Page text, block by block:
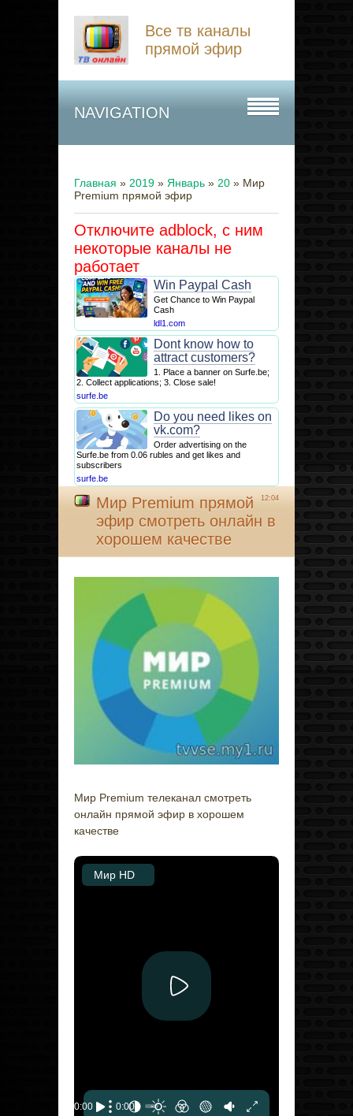
Все тв каналы
прямой эфир
NAVIGATION
Главная » 2019 » Январь » 20 » Мир
Premium прямой эфир
Отключите adblock, с ним
некоторые каналы не
работает
Win Paypal Cash
Get Chance to Win Paypal
Cash
ldl1.com
Dont know how to
attract customers?
1. Place a banner on Surfe.be;
2. Collect applications; 3. Close sale!
surfe.be
Do you need likes on
vk.com?
Order advertising on the
Surfe.be from 0.06 rubles and get likes and
subscribers
surfe.be
12:04
Мир Premium прямой
эфир смотреть онлайн в
хорошем качестве
Мир Premium телеканал смотреть
онлайн прямой эфир в хорошем
качестве